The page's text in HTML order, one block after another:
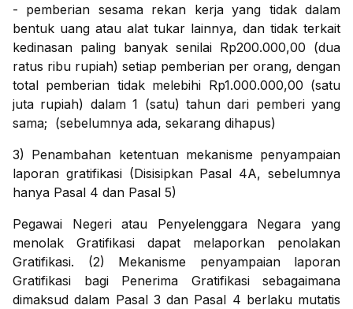
- pemberian sesama rekan kerja yang tidak dalam
bentuk uang atau alat tukar lainnya, dan tidak terkait
kedinasan paling banyak senilai Rp200.000,00 (dua
ratus ribu rupiah) setiap pemberian per orang, dengan
total pemberian tidak melebihi Rp1.000.000,00 (satu
juta rupiah) dalam 1 (satu) tahun dari pemberi yang
sama; (sebelumnya ada, sekarang dihapus)
3) Penambahan ketentuan mekanisme penyampaian
laporan gratifikasi (Disisipkan Pasal 4A, sebelumnya
hanya Pasal 4 dan Pasal 5)
Pegawai Negeri atau Penyelenggara Negara yang
menolak Gratifikasi dapat melaporkan penolakan
Gratifikasi. (2) Mekanisme penyampaian laporan
Gratifikasi bagi Penerima Gratifikasi sebagaimana
dimaksud dalam Pasal 3 dan Pasal 4 berlaku mutatis